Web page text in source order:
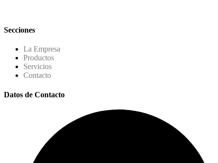
Secciones
La Empresa
Productos
Servicios
Contacto
Datos de Contacto